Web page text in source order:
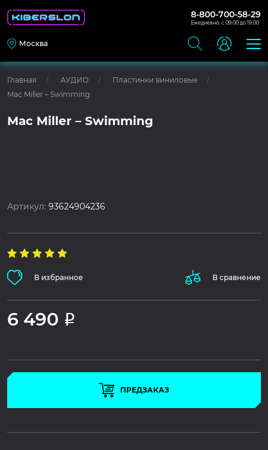
8-800-700-58-29
Ежедневно: с 09:00 до 19:00
Москва
Главная АУДИО
Пластинки виниловые
Mac Miller – Swimming
Mac Miller – Swimming
Артикул:93624904236
В избранное В сравнение
6 490 Р
ПРЕДЗАКАЗ